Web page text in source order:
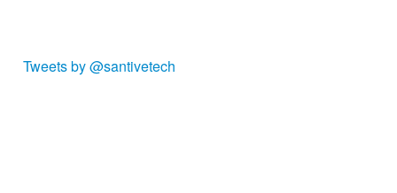
Tweets by @santivetech